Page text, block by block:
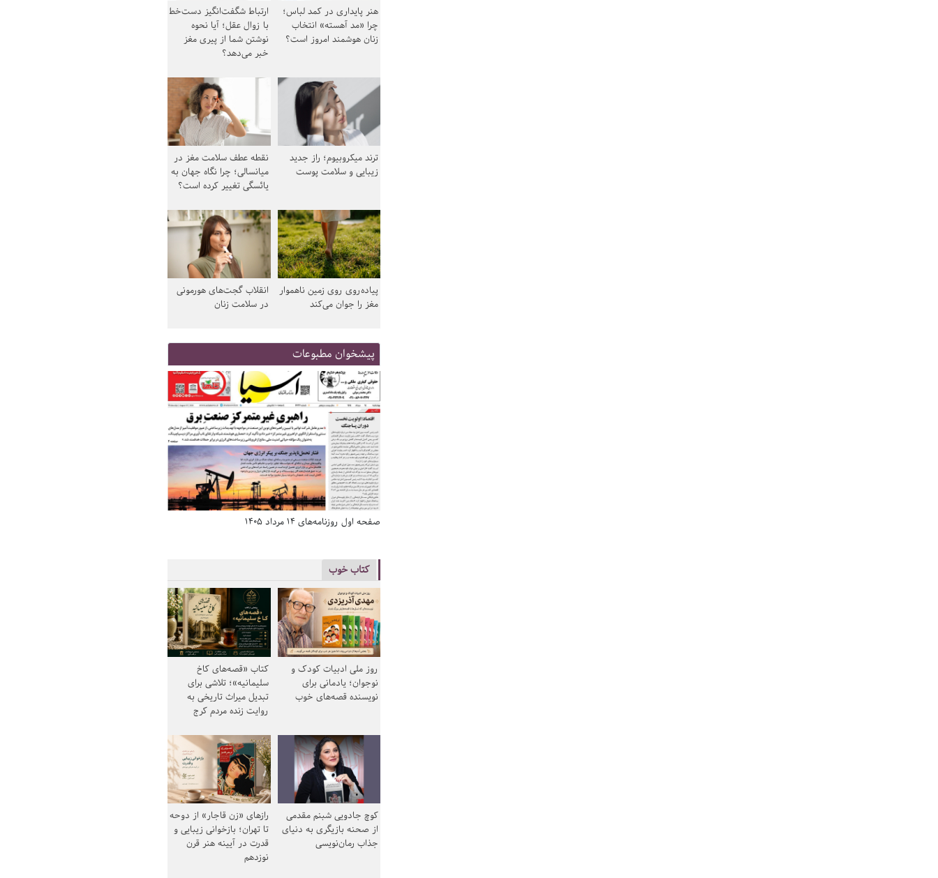
هنر پایداری در کمد لباس؛
چرا «مد آهسته» انتخاب
زنان هوشمند امروز است؟
ارتباط شگفت‌انگیز دست‌خط
با زوال عقل؛ آیا نحوه
نوشتن شما از پیری مغز
خبر می‌دهد؟
ترند میکروبیوم؛ راز جدید
زیبایی و سلامت پوست
نقطه عطف سلامت مغز در
میانسالی؛ چرا نگاه جهان به
یائسگی تغییر کرده است؟
پیاده‌روی روی زمین ناهموار
مغز را جوان می‌کند
انقلاب گجت‌های هورمونی
در سلامت زنان
پیشخوان مطبوعات
صفحه اول روزنامه‌های 14 مرداد 1405
کتاب خوب
روز ملی ادبیات کودک و
نوجوان؛ یادمانی برای
نویسنده قصه‌های خوب
کتاب «قصه‌های کاخ
سلیمانیه»؛ تلاشی برای
تبدیل میراث تاریخی به
روایت زنده مردم کرج
کوچ جادویی شبنم مقدمی
از صحنه بازیگری به دنیای
جذاب رمان‌نویسی
رازهای «زن قاجار» از دوحه
تا تهران؛ بازخوانی زیبایی و
قدرت در آیینه هنر قرن
نوزدهم